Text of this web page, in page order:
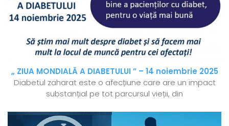
„ ZIUA MONDIALĂ A DIABETULUI ” – 14 noiembrie 2025
Diabetul zaharat este o afecțiune care are un impact
substanțial pe tot parcursul vieții, din